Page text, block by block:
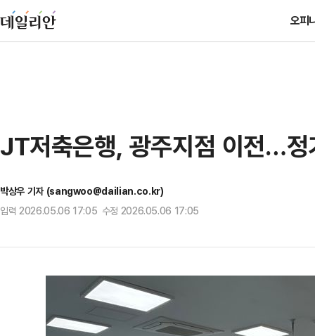
오피
JT저축은행, 광주지점 이전…
박상우 기자 (sangwoo@dailian.co.kr)
입력 2026.05.06 17:05 수정 2026.05.06 17:05